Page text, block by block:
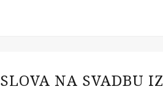
SLOVA NA SVADBU IZ